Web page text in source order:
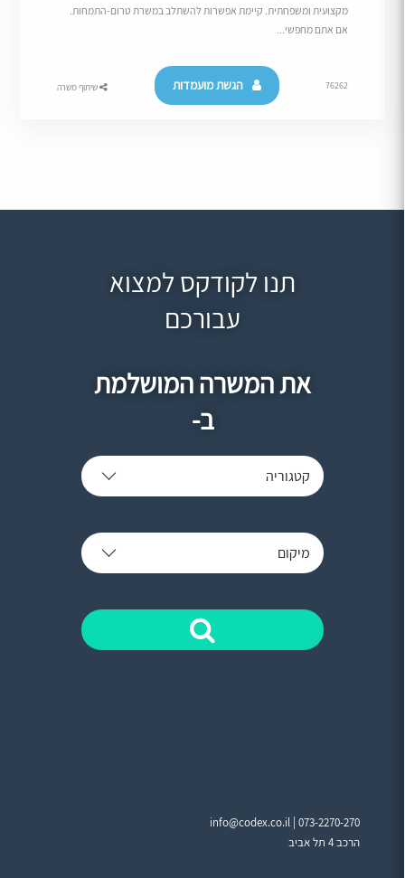
מקצועית ומשפחתית. קיימת אפשרות להשתלב במשרת טרום-התמחות.
אם אתם מחפשי...
76262 הגשת מועמדות שיתוף משרה
תנו לקודקס למצוא
עבורכם
את המשרה המושלמת
ב-
קטגוריה
מיקום
info@codex.co.il |073-2270-270
הרכב 4 תל אביב